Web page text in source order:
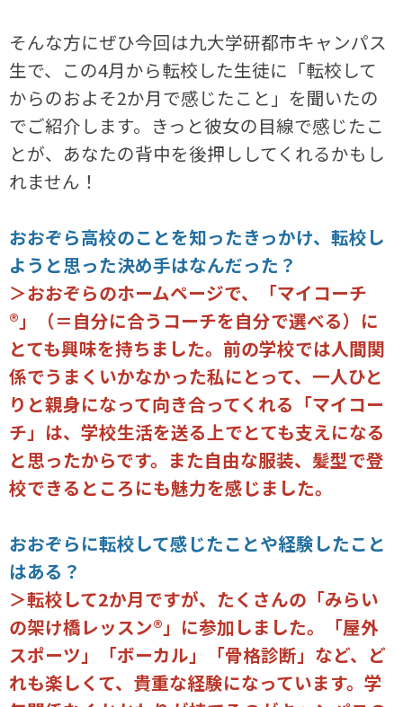
そんな方にぜひ今回は九大学研都市キャンパス
生で、この4月から転校した生徒に「転校して
からのおよそ2か月で感じたこと」を聞いたの
でご紹介します。きっと彼女の目線で感じたこ
とが、あなたの背中を後押ししてくれるかもし
れません！
おおぞら高校のことを知ったきっかけ、転校し
ようと思った決め手はなんだった？
＞おおぞらのホームページで、「マイコーチ
®」（＝自分に合うコーチを自分で選べる）に
とても興味を持ちました。前の学校では人間関
係でうまくいかなかった私にとって、一人ひと
りと親身になって向き合ってくれる「マイコー
チ」は、学校生活を送る上でとても支えになる
と思ったからです。また自由な服装、髪型で登
校できるところにも魅力を感じました。
おおぞらに転校して感じたことや経験したこと
はある？
＞転校して2か月ですが、たくさんの「みらい
の架け橋レッスン®」に参加しました。「屋外
スポーツ」「ボーカル」「骨格診断」など、ど
れも楽しくて、貴重な経験になっています。学